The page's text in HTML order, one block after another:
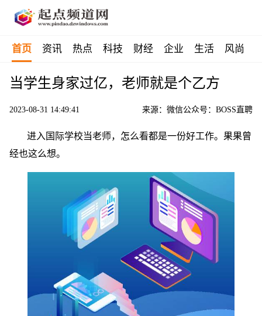
首页 资讯 热点 科技 财经 企业 生活 风尚
当学生身家过亿，老师就是个乙方
2023-08-31 14:49:41 来源：微信公众号：BOSS直聘
进入国际学校当老师，怎么看都是一份好工作。果果曾
经也这么想。